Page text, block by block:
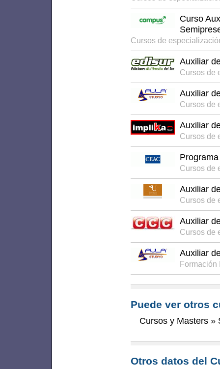
Curso
Cursos de
Auxiliar
Cursos de
Auxiliar
Cursos de
Auxiliar
Cursos de
Cursos de
Auxiliar
Cursos de
Auxiliar
Cursos de
Auxiliar
Puede ver otros
Cursos y Masters »
Otros datos del